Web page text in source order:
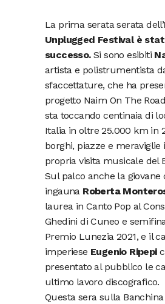
La prima serata serata dell’
Unplugged Festival è
successo.Si sono esibiti
artista e polistrumentista
sfaccettature, che ha
progetto Naim On The
sta toccando centinaia di
Italia in oltre 25.000 km in
borghi, piazze e meraviglie
propria visita musicale del
Sul palco anche la
ingaunaRoberta
laurea in Canto Pop al
Ghedini di Cuneo e
Premio Lunezia 2021, e il
imperiese Eugenio Ripepi
presentato al pubblico le
ultimo lavoro discografico.
Questa sera sulla